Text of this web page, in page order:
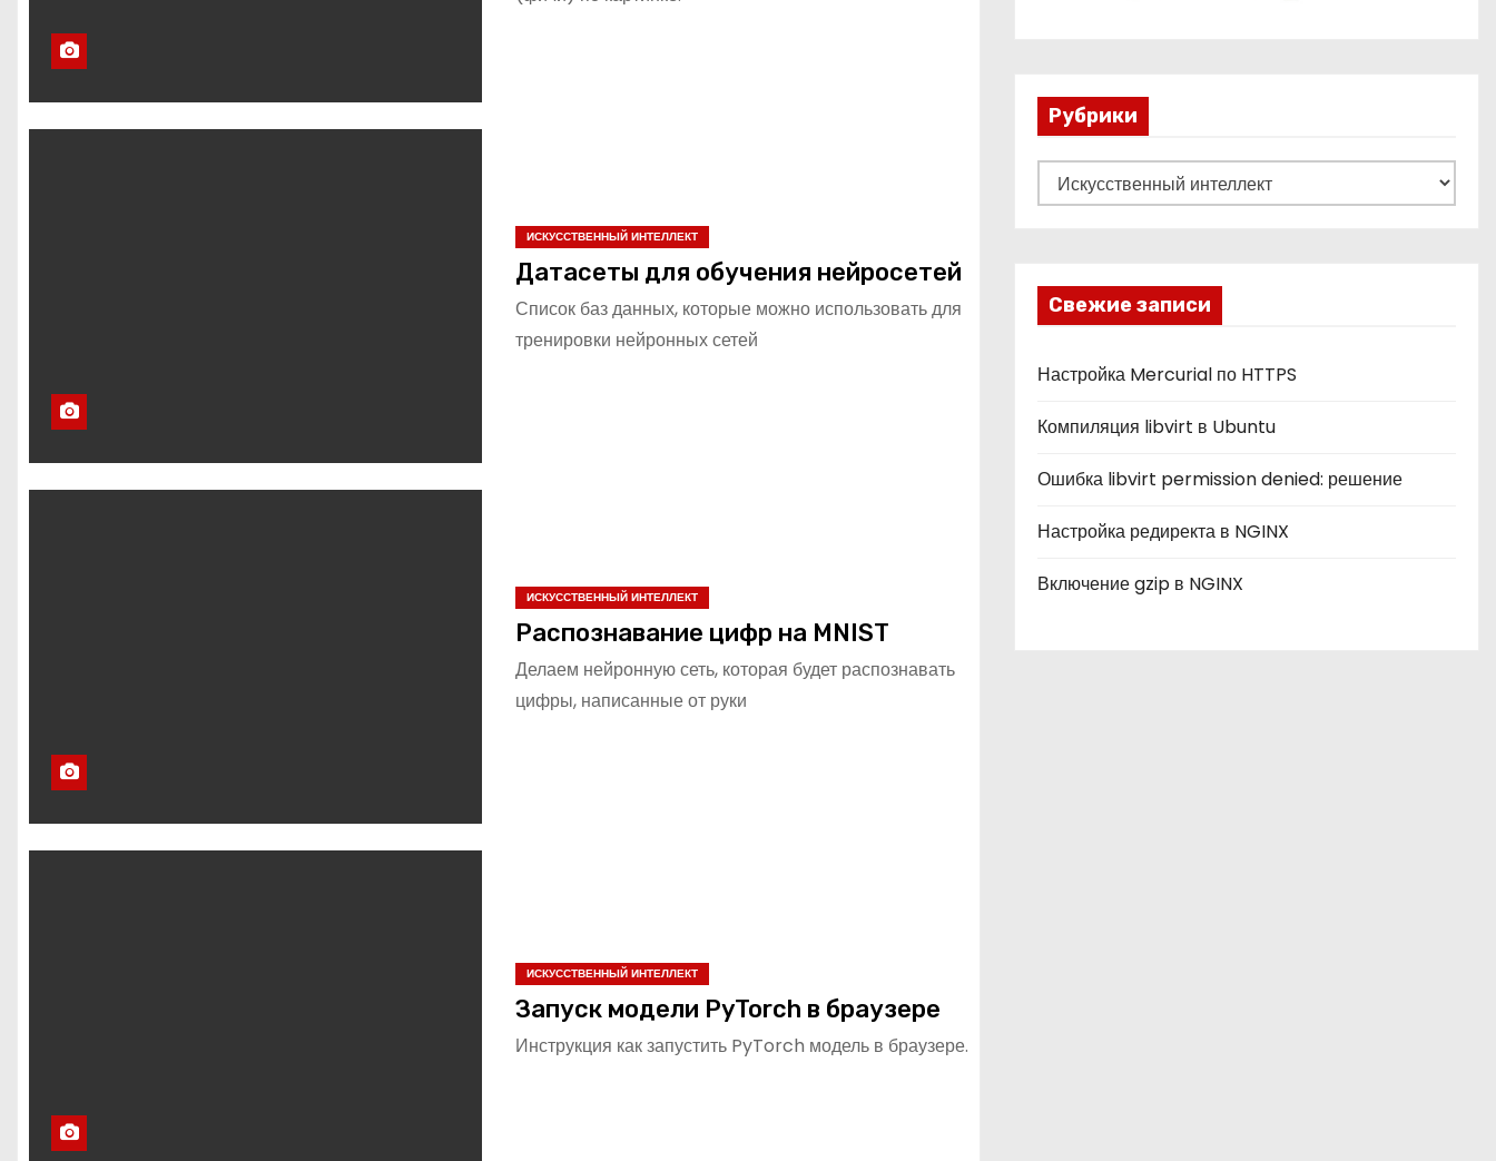
ИСКУССТВЕННЫЙ ИНТЕЛЛЕКТ
Датасеты для обучения нейросетей
Список баз данных, которые можно использовать для
тренировки нейронных сетей
ИСКУССТВЕННЫЙ ИНТЕЛЛЕКТ
Распознавание цифр на MNIST
Делаем нейронную сеть, которая будет распознавать
цифры, написанные от руки
ИСКУССТВЕННЫЙ ИНТЕЛЛЕКТ
Запуск модели PyTorch в браузере
Инструкция как запустить PyTorch модель в браузере.
Рубрики
у
к
и
Свежие записи
Настройка Mercurial по HTTPS
Компиляция libvirt в Ubuntu
Ошибка libvirt permission denied: решение
Настройка редиректа в NGINX
Включение gzip в NGINX